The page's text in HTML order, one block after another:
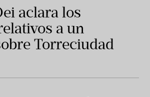
aclara los
a un
Torreciudad